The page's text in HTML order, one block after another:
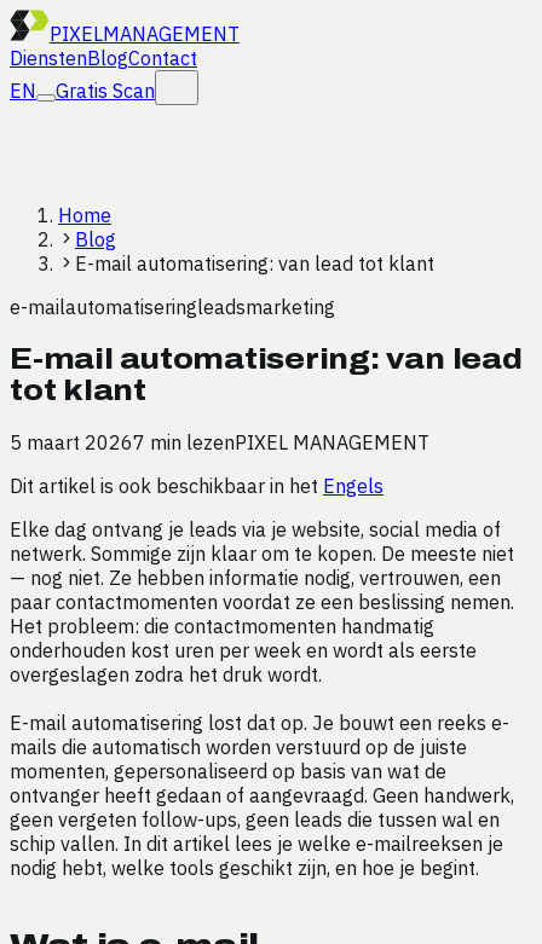
PIXELMANAGEMENT
DienstenBlogContact
EN
Gratis Scan
Home
Blog
E-mail automatisering: van lead tot klant
e-mailautomatiseringleadsmarketing
E-mail automatisering: van lead
tot klant
5 maart 20267 min lezenPIXEL MANAGEMENT
Dit artikel is ook beschikbaar in het Engels
Elke dag ontvang je leads via je website, social media of
netwerk. Sommige zijn klaar om te kopen. De meeste niet
— nog niet. Ze hebben informatie nodig, vertrouwen, een
paar contactmomenten voordat ze een beslissing nemen.
Het probleem: die contactmomenten handmatig
onderhouden kost uren per week en wordt als eerste
overgeslagen zodra het druk wordt.
E-mail automatisering lost dat op. Je bouwt een reeks e-
mails die automatisch worden verstuurd op de juiste
momenten, gepersonaliseerd op basis van wat de
ontvanger heeft gedaan of aangevraagd. Geen handwerk,
geen vergeten follow-ups, geen leads die tussen wal en
schip vallen. In dit artikel lees je welke e-mailreeksen je
nodig hebt, welke tools geschikt zijn, en hoe je begint.